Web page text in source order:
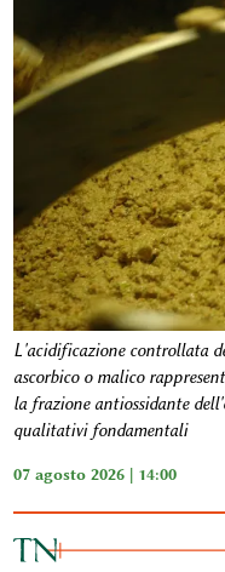
L'acidificazione controllata
ascorbico o malico
la frazione antiossidante
qualitativi fondamentali
07 agosto 2026 | 14:00